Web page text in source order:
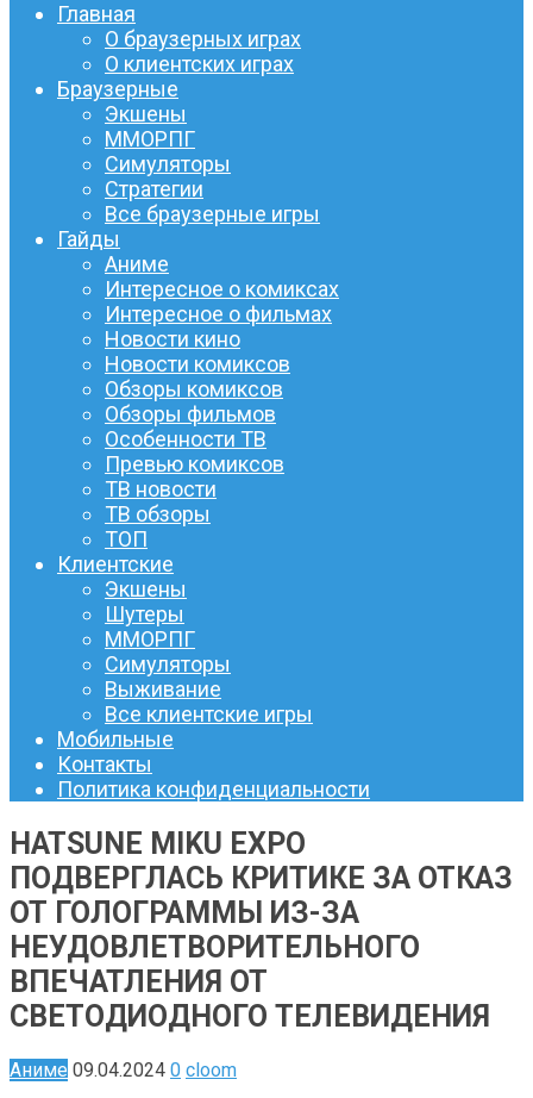
Главная
О браузерных играх
О клиентских играх
Браузерные
Экшены
ММОРПГ
Симуляторы
Стратегии
Все браузерные игры
Гайды
Аниме
Интересное о комиксах
Интересное о фильмах
Новости кино
Новости комиксов
Обзоры комиксов
Обзоры фильмов
Особенности ТВ
Превью комиксов
ТВ новости
ТВ обзоры
ТОП
Клиентские
Экшены
Шутеры
ММОРПГ
Симуляторы
Выживание
Все клиентские игры
Мобильные
Контакты
Политика конфиденциальности
HATSUNE MIKU EXPO
ПОДВЕРГЛАСЬ КРИТИКЕ ЗА ОТКАЗ
ОТ ГОЛОГРАММЫ ИЗ-ЗА
НЕУДОВЛЕТВОРИТЕЛЬНОГО
ВПЕЧАТЛЕНИЯ ОТ
СВЕТОДИОДНОГО ТЕЛЕВИДЕНИЯ
Аниме 09.04.2024 0 cloom